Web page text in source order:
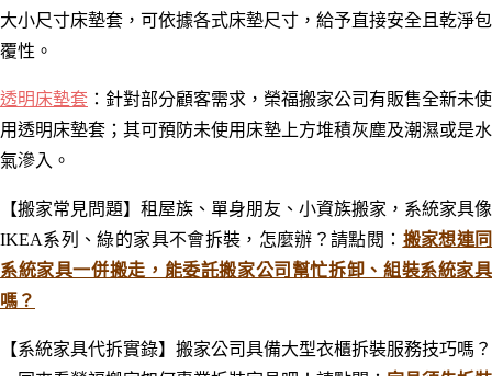
大小尺寸床墊套，可依據各式床墊尺寸，給予直接安全且乾淨包
覆性。
透明床墊套 ：針對部分顧客需求， 榮福搬家公司有販售全新未使
用透明床墊套；其可預防未使用床墊上方堆積灰塵及潮濕或是水
氣滲入 。
【搬家常見問題】租屋族、單身朋友、小資族搬家，系統家具像
IKEA系列、綠的家具不會拆裝，怎麼辦？請點閱： 搬家想連同
系統家具一併搬走，能委託搬家公司幫忙拆卸、組裝系統家具
嗎？
【系統家具代拆實錄】搬家公司具備大型衣櫃拆裝服務技巧嗎？